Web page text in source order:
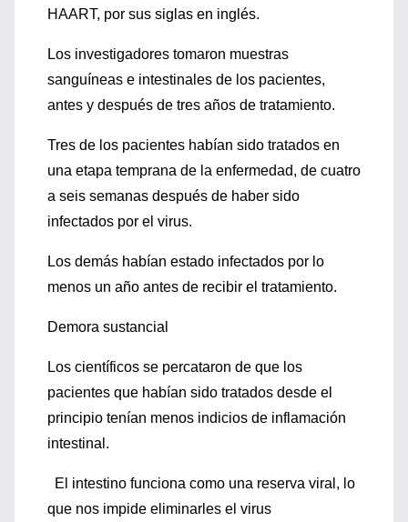
HAART, por sus siglas en inglés.
Los investigadores tomaron muestras
sanguíneas e intestinales de los pacientes,
antes y después de tres años de tratamiento.
Tres de los pacientes habían sido tratados en
una etapa temprana de la enfermedad, de cuatro
a seis semanas después de haber sido
infectados por el virus.
Los demás habían estado infectados por lo
menos un año antes de recibir el tratamiento.
Demora sustancial
Los científicos se percataron de que los
pacientes que habían sido tratados desde el
principio tenían menos indicios de inflamación
intestinal.
El intestino funciona como una reserva viral, lo
que nos impide eliminarles el virus